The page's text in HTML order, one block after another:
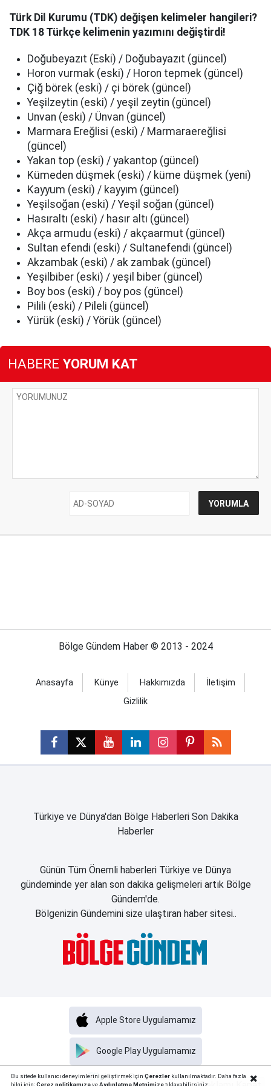
Türk Dil Kurumu (TDK) değişen kelimeler hangileri?
TDK 18 Türkçe kelimenin yazımını değiştirdi!
Doğubeyazıt (Eski) / Doğubayazıt (güncel)
Horon vurmak (eski) / Horon tepmek (güncel)
Çiğ börek (eski) / çi börek (güncel)
Yeşilzeytin (eski) / yeşil zeytin (güncel)
Unvan (eski) / Ünvan (güncel)
Marmara Ereğlisi (eski) / Marmaraereğlisi
(güncel)
Yakan top (eski) / yakantop (güncel)
Kümeden düşmek (eski) / küme düşmek (yeni)
Kayyum (eski) / kayyım (güncel)
Yeşilsoğan (eski) / Yeşil soğan (güncel)
Hasıraltı (eski) / hasır altı (güncel)
Akça armudu (eski) / akçaarmut (güncel)
Sultan efendi (eski) / Sultanefendi (güncel)
Akzambak (eski) / ak zambak (güncel)
Yeşilbiber (eski) / yeşil biber (güncel)
Boy bos (eski) / boy pos (güncel)
Pilili (eski) / Pileli (güncel)
Yürük (eski) / Yörük (güncel)
HABERE YORUM KAT
Bölge Gündem Haber © 2013 - 2024
Anasayfa Künye Hakkımızda
İletişim
Gizlilik
Türkiye ve Dünya'dan Bölge Haberleri Son Dakika
Haberler
Günün Tüm Önemli haberleri Türkiye ve Dünya
gündeminde yer alan son dakika gelişmeleri artık Bölge
Gündem'de.
Bölgenizin Gündemini size ulaştıran haber sitesi..
Haber Portalı Yazılımı
Google Play Uygulamamız
Apple Store Uygulamamız
Bu sitede kullanıcı deneyimlerini geliştirmek için Çerezlerkullanılmaktadır. Daha fazla
bilgi için;Çerez politikamızaveAydınlatma Metnimizetıklayabilirsiniz.